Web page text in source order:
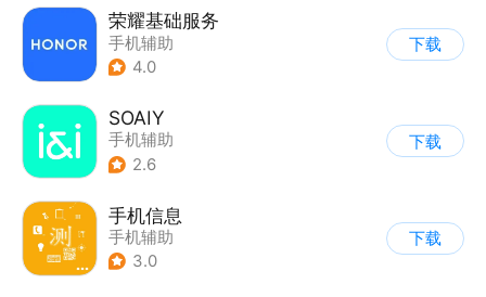
荣耀基础服务
手机辅助
4.0
下载
SOAIY
手机辅助
2.6
下载
手机信息
手机辅助
3.0
下载